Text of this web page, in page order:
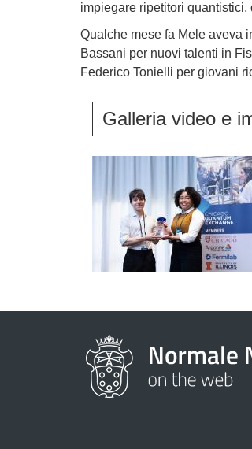
impiegare ripetitori
Qualche mese fa Mele aveva
Bassani per nuovi talenti in
Federico Tonielli per giovani
Galleria video e